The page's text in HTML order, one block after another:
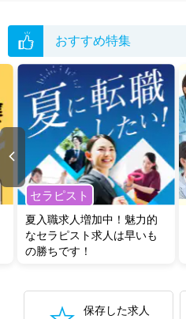
い。
おすすめ特集
セラピスト
夏入職求人増加中！魅力的
なセラピスト求人は早いも
の勝ちです！
保存した求人